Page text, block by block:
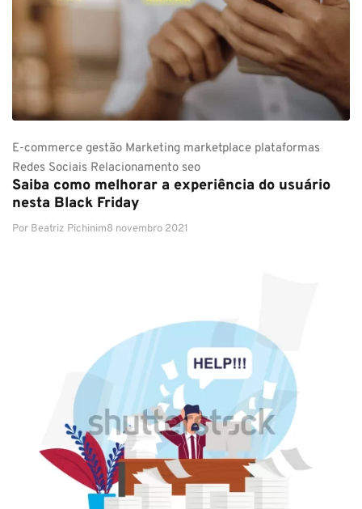
E-commerce gestão Marketing marketplace plataformas
Redes Sociais Relacionamento seo
Saiba como melhorar a experiência do usuário
nesta Black Friday
Por Beatriz Pichinim8 novembro 2021